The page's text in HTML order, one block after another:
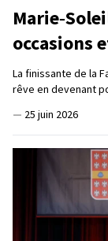
occasions
La finissante de la
rêve en devenant
— 25 juin 2026